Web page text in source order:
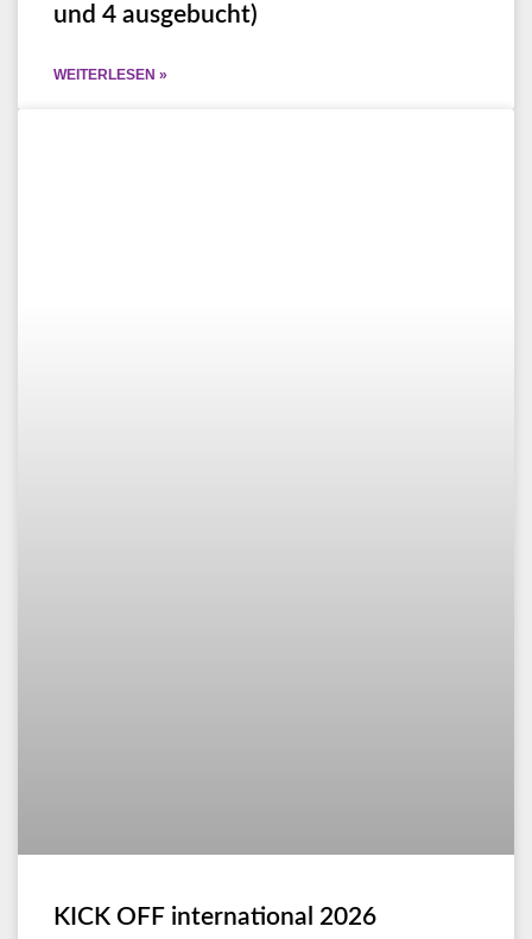
und 4 ausgebucht)
WEITERLESEN »
KICK OFF international 2026